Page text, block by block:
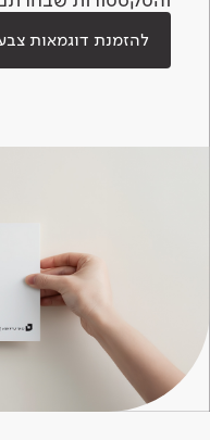
להזמנת דוגמאות